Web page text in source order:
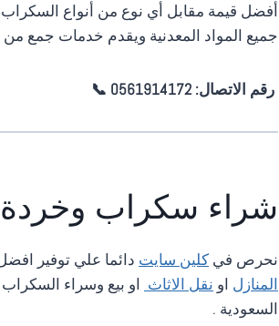
أفضل قيمة مقابل أي نوع من أنواع
جميع المواد المعدنية ويقدم خدمات جمع
رقم الاتصال: 0561914172 📞
شراء سكراب وخردة
نحرص في كلين سايت دائما علي توفير
المنازل او نقل الاثاث او بيع وسراء
السعودية .